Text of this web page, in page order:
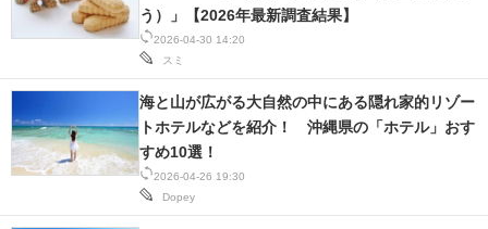
電子設計の基本と応用
建設×テクノロジーの最前線
ちょっと気になるネットの話題
2026-04-30 14:20
スミ
う）」【2026年最新調査結果】
2026-04-26 19:30
Dopey
海と山が広がる大自然の中にある隠れ家的リゾー
トホテルなどを紹介！ 沖縄県の「ホテル」おす
すめ10選！